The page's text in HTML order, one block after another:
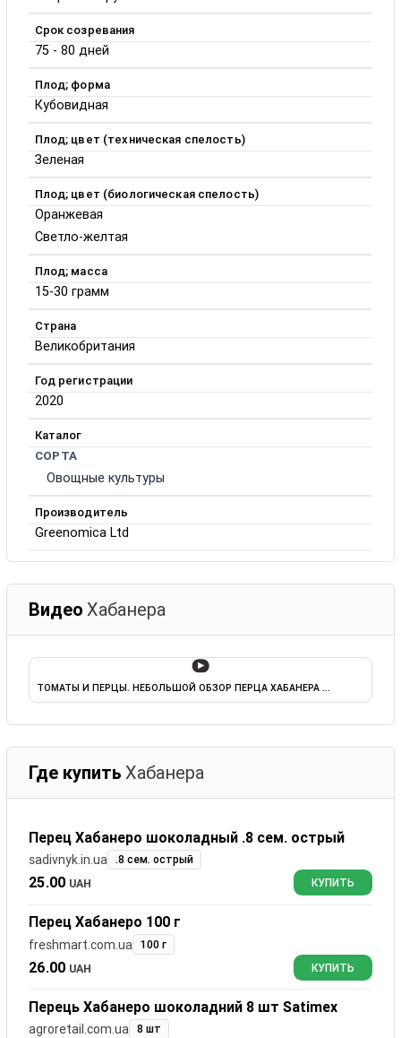
Срок созревания
75 - 80 дней
Плод; форма
Кубовидная
Плод; цвет (техническая спелость)
Зеленая
Плод; цвет (биологическая спелость)
Оранжевая
Светло-желтая
Плод; масса
15-30 грамм
Страна
Великобритания
Год регистрации
2020
Каталог
СОРТА
Овощные культуры
Производитель
Greenomica Ltd
Видео Хабанера
▶
ТОМАТЫ И ПЕРЦЫ. НЕБОЛЬШОЙ ОБЗОР ПЕРЦА ХАБАНЕРА ...
Где купить Хабанера
Перец Хабанеро шоколадный .8 сем. острый
sadivnyk.in.ua .8 сем. острый
25.00 UAH КУПИТЬ
Перец Хабанеро 100 г
freshmart.com.ua 100 г
26.00 UAH КУПИТЬ
Перець Хабанеро шоколадний 8 шт Satimex
agroretail.com.ua 8 шт